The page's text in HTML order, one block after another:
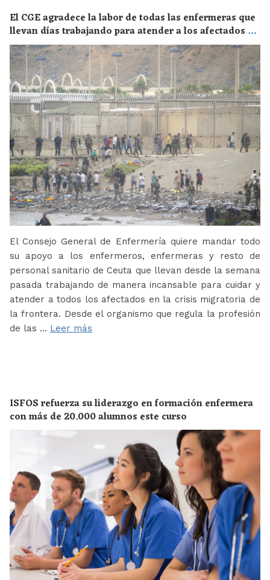
El CGE agradece la labor de todas las enfermeras que
llevan días trabajando para atender a los afectados de
la crisis migratoria de Ceuta
El Consejo General de Enfermería quiere mandar todo
su apoyo a los enfermeros, enfermeras y resto de
personal sanitario de Ceuta que llevan desde la semana
pasada trabajando de manera incansable para cuidar y
atender a todos los afectados en la crisis migratoria de
la frontera. Desde el organismo que regula la profesión
de las … Leer más
ISFOS refuerza su liderazgo en formación enfermera
con más de 20.000 alumnos este curso